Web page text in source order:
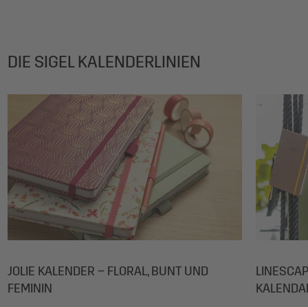
DIE SIGEL KALENDERLINIEN
JOLIE KALENDER – FLORAL, BUNT UND
FEMININ